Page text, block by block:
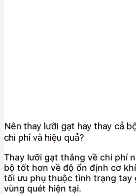
Nên thay lưỡi gạt hay thay cả
chi phí và hiệu quả?
Thay lưỡi gạt thắng về chi phí
bộ tốt hơn về độ ổn định cơ
tối ưu phụ thuộc tình trạng tay
vùng quét hiện tại.